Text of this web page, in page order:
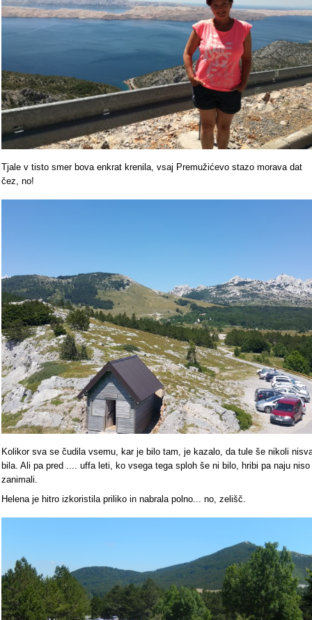
Tjale v tisto smer bova enkrat krenila, vsaj Premužićevo stazo morava dat
čez, no!
Kolikor sva se čudila vsemu, kar je bilo tam, je kazalo, da tule še nikoli
bila. Ali pa pred .... uffa leti, ko vsega tega sploh še ni bilo, hribi pa naju niso
zanimali.
Helena je hitro izkoristila priliko in nabrala polno... no, zelišč.